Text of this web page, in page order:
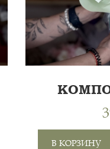
В КОРЗИНУ